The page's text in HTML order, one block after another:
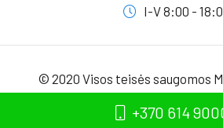
I-V 8:00 -
© 2020 Visos teisės saugomos
+370 614